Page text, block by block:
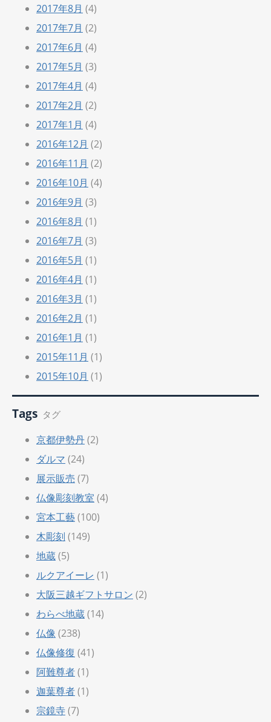
2017年8月 (4)
2017年7月 (2)
2017年6月 (4)
2017年5月 (3)
2017年4月 (4)
2017年2月 (2)
2017年1月 (4)
2016年12月 (2)
2016年11月 (2)
2016年10月 (4)
2016年9月 (3)
2016年8月 (1)
2016年7月 (3)
2016年5月 (1)
2016年4月 (1)
2016年3月 (1)
2016年2月 (1)
2016年1月 (1)
2015年11月 (1)
2015年10月 (1)
Tags タグ
京都伊勢丹(2)
ダルマ (24)
展示販売 (7)
仏像彫刻教室 (4)
宮本工藝(100)
木彫刻 (149)
地蔵(5)
ルクアイーレ (1)
大阪三越ギフトサロン (2)
わらべ地蔵(14)
仏像 (238)
仏像修復 (41)
阿難尊者(1)
迦葉尊者(1)
宗鏡寺(7)